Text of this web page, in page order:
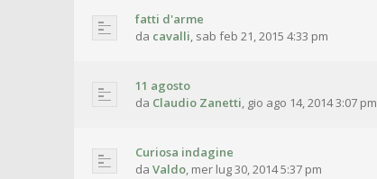
fatti d'arme
da cavalli, sab feb 21, 2015 4:33 pm
11 agosto
da Claudio Zanetti, gio ago 14, 2014 3:07 pm
Curiosa indagine
da Valdo, mer lug 30, 2014 5:37 pm